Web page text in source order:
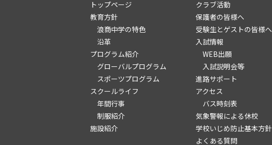
トップページ
教育方針
浪商中学の特色
沿革
プログラム紹介
グローバルプログラム
スポーツプログラム
スクールライフ
年間行事
制服紹介
施設紹介
クラブ活動
保護者の皆様へ
受験生とゲストの皆様へ
入試情報
WEB出願
入試説明会等
進路サポート
アクセス
バス時刻表
気象警報による休校
学校いじめ防止基本方針
よくある質問